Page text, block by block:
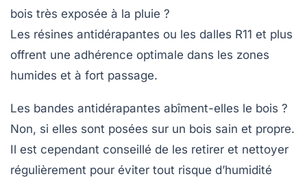
bois très exposée à la pluie ?
Les résines antidérapantes ou les dalles R11 et plus
offrent une adhérence optimale dans les zones
humides et à fort passage.
Les bandes antidérapantes abîment-elles le bois ?
Non, si elles sont posées sur un bois sain et propre.
Il est cependant conseillé de les retirer et nettoyer
régulièrement pour éviter tout risque d’humidité